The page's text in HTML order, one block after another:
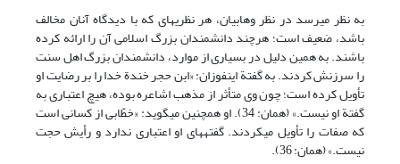
به نظر می‏رسد در نظر وهابیان، هر نظریه‏ای که با دیدگاه آنان مخالف
باشد، ضعیف است؛ هرچند دانشمندان بزرگ اسلامی آن را ارائه کرده
باشند. به همین دلیل در بسیاری از موارد، دانشمندان بزرگ اهل سنت
را سرزنش کردند. به گفتة این‏فوزان: «ابن حجر خندة خدا را بر رضایت او
تأویل کرده است؛ چون وی متأثر از مذهب اشاعره بوده، هیچ اعتباری به
گفتة او نیست.» (همان: 34). او همچنین می‏گوید: «خطّابی از کسانی است
که صفات را تأویل می‏کردند. گفته‏های او اعتباری ندارد و رأیش حجت
نیست.» (همان: 36).